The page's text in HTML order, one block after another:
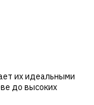
их идеальными
до высоких